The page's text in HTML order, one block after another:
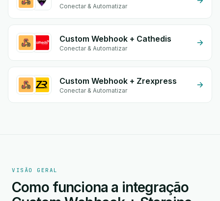
Conectar & Automatizar
Custom Webhook + Cathedis
Conectar & Automatizar
Custom Webhook + Zrexpress
Conectar & Automatizar
VISÃO GERAL
Como funciona a integração